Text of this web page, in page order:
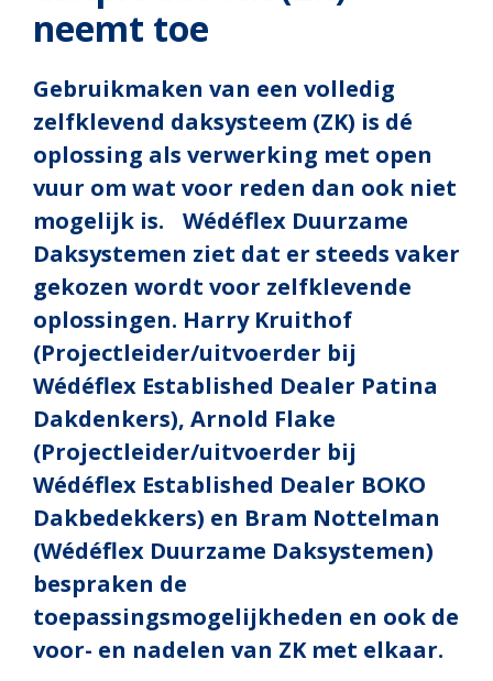
neemt toe
Gebruikmaken van een volledig
zelfklevend daksysteem (ZK) is dé
oplossing als verwerking met open
vuur om wat voor reden dan ook niet
mogelijk is. Wédéflex Duurzame
Daksystemen ziet dat er steeds vaker
gekozen wordt voor zelfklevende
oplossingen. Harry Kruithof
(Projectleider/uitvoerder bij
Wédéflex Established Dealer Patina
Dakdenkers), Arnold Flake
(Projectleider/uitvoerder bij
Wédéflex Established Dealer BOKO
Dakbedekkers) en Bram Nottelman
(Wédéflex Duurzame Daksystemen)
bespraken de
toepassingsmogelijkheden en ook de
voor- en nadelen van ZK met elkaar.